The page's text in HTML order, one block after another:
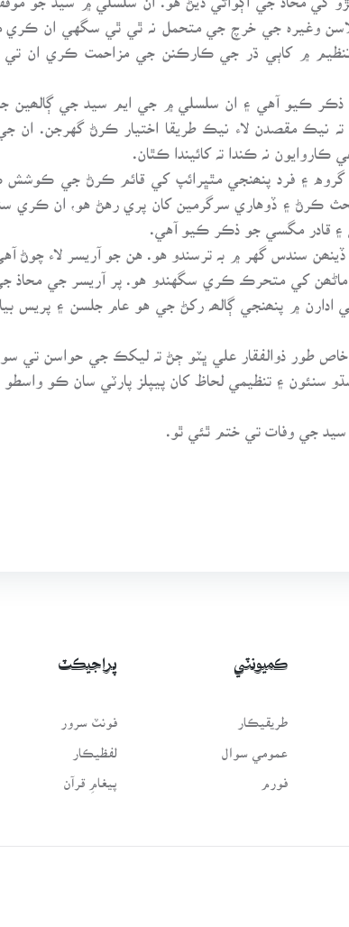
وغيرہ جي خرچ جي متحمل نہ ٿي ٿي سگهي ان
۾ کاٻي ڌر جي ڪارڪنن جي مزاحمت ڪري ان تي
ذڪر ڪيو آهي ۽ ان سلسلي ۾ جي ايم سيد جي ڳالھين جو
نيڪ مقصدن لاء نيڪ طريقا اختيار ڪرڻ گهرجن. ان
نہ ڪندا تہ کائيندا ڪٿان.
ويا هئا ۽ مختلف گروه ۽ فرد پنھنجي مٿڀرائپ کي قائم ڪرڻ
ڪرڻ ۽ ڏوهاري سرگرمين کان پري رهڻ هو، ان ڪري
۽ قادر مگسي جو ذڪر ڪيو آهي.
ڏينھن سندس گهر ۾ بہ ترسندو هو. هن جو آريسر لاء چوڻ
کي متحرڪ ڪري سگهندو هو. پر آريسر جي محاذ
۾ پنھنجي ڳالھہ رکڻ جي هو عام جلسن ۽ پريس
خاص طور ذوالفقار علي ڀٽو ڄڻ تہ ليکڪ جي حواسن تي
سنئون ۽ تنظيمي لحاظ کان پيپلز پارٽي سان ڪو
ڪميونٽي
طريقيڪار
عمومي سوال
فورم
پراجيڪٽ
فونٽ سرور
لفظيڪار
پيغامِ قرآن